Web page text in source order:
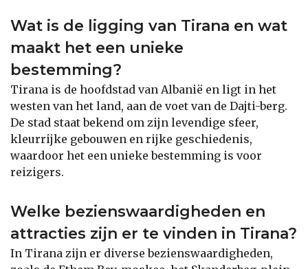
Wat is de ligging van Tirana en wat
maakt het een unieke
bestemming?
Tirana is de hoofdstad van Albanië en ligt in het
westen van het land, aan de voet van de Dajti-berg.
De stad staat bekend om zijn levendige sfeer,
kleurrijke gebouwen en rijke geschiedenis,
waardoor het een unieke bestemming is voor
reizigers.
Welke bezienswaardigheden en
attracties zijn er te vinden in Tirana?
In Tirana zijn er diverse bezienswaardigheden,